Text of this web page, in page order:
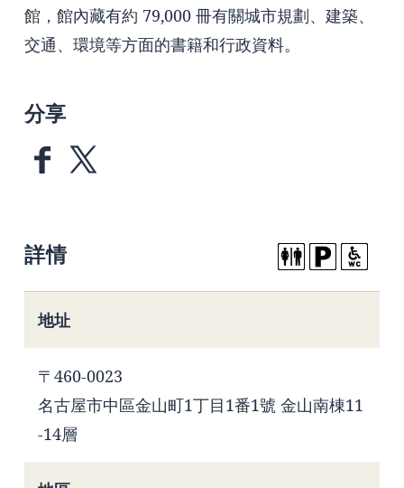
館，館內藏有約 79,000 冊有關城市規劃、建築、
交通、環境等方面的書籍和行政資料。
分享
詳情
地址
〒460-0023
名古屋市中區金山町1丁目1番1號 金山南棟11
-14層